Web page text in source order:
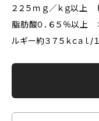
２２５ｍｇ／ｋｇ以上
脂肪酸０．６５％以上
ルギー約３７５ｋｃａｌ/